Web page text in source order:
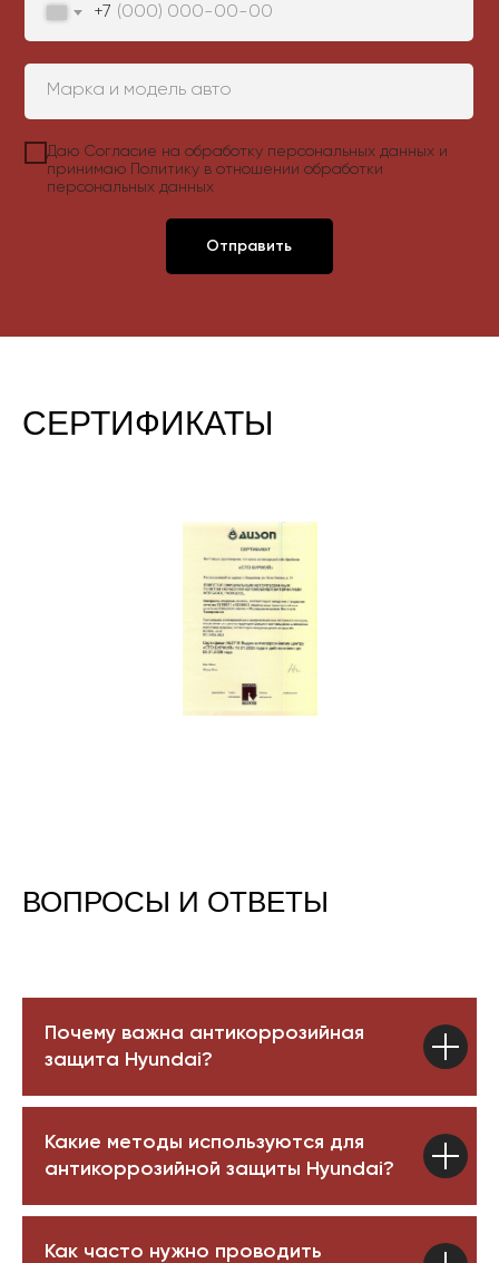
+7
Даю Согласие на обработку персональных данных и
принимаю
Политику в отношении обработки
персональных данных
Отправить
СЕРТИФИКАТЫ
ВОПРОСЫ И ОТВЕТЫ
Почему важна антикоррозийная
защита Hyundai?
Какие методы используются для
антикоррозийной защиты Hyundai?
Как часто нужно проводить